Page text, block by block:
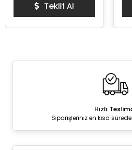
Teklif Al
Hızlı
Siparişleriniz en kısa